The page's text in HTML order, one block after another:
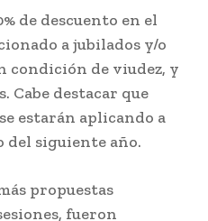
de descuento en el
a jubilados y/o
condición de viudez, y
Cabe destacar que
estarán aplicando a
del siguiente año.
propuestas
fueron